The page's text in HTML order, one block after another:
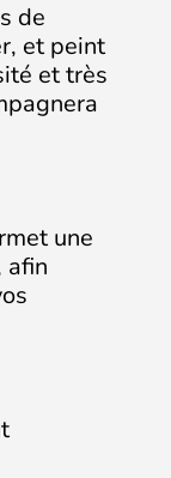
de
et peint
et très
une
afin